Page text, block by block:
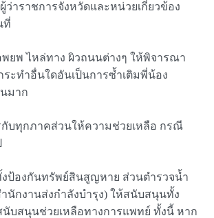
าราชการจังหวัดและหน่วยเกี่ยวข้อง
ที่
ยพ ไหล่ทาง ผิวถนนต่างๆ ให้พิจารณา
ะทำอื่นใดอันเป็นการซ้ำเติมพี่น้อง
มาก
บทุกภาคส่วนให้ความช่วยเหลือ กรณี
ป้องกันทรัพย์สินสูญหาย ส่วนตำรวจน้ำ
นักงานส่งกำลังบำรุง) ให้สนับสนุนทั้ง
บสนุนช่วยเหลือทางการแพทย์ ทั้งนี้ หาก